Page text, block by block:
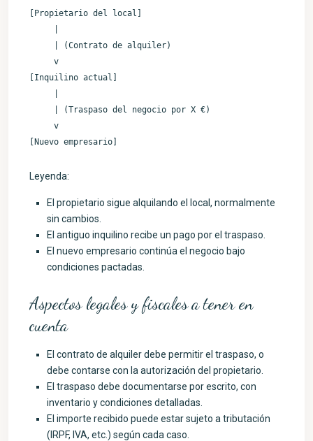
[Propietario del local]
[Inquilino actual]
[Nuevo empresario]
Leyenda:
El propietario sigue alquilando el local, normalmente
sin cambios.
El antiguo inquilino recibe un pago por el traspaso.
El nuevo empresario continúa el negocio bajo
condiciones pactadas.
Aspectos legales y fiscales a tener en
cuenta
El contrato de alquiler debe permitir el traspaso, o
debe contarse con la autorización del propietario.
El traspaso debe documentarse por escrito, con
inventario y condiciones detalladas.
El importe recibido puede estar sujeto a tributación
(IRPF, IVA, etc.) según cada caso.